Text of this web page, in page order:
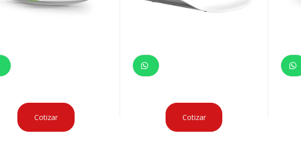
Cotizar Cotizar